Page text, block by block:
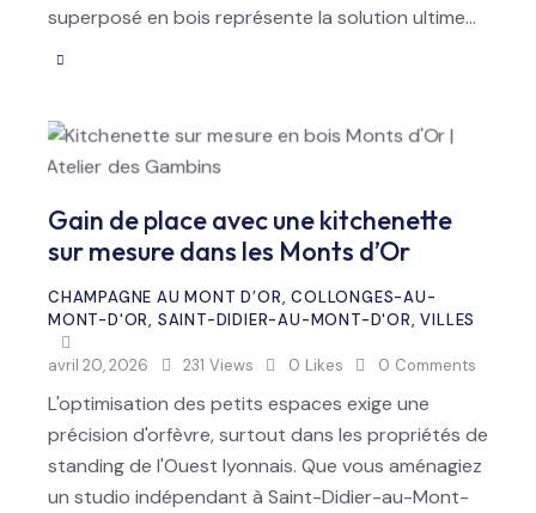
superposé en bois représente la solution ultime…
Gain de place avec une kitchenette
sur mesure dans les Monts d’Or
CHAMPAGNE AU MONT D’OR,COLLONGES-AU-
MONT-D'OR, SAINT-DIDIER-AU-MONT-D'OR,VILLES
avril 20, 2026 231 Views 0 Likes 0 Comments
L'optimisation des petits espaces exige une
précision d'orfèvre, surtout dans les propriétés de
standing de l'Ouest lyonnais. Que vous aménagiez
un studio indépendant à Saint-Didier-au-Mont-